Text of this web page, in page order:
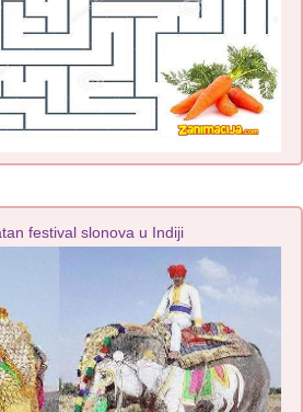
festival slonova u Indiji